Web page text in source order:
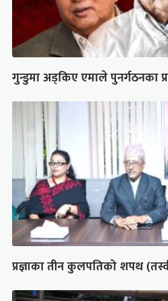
गुन्डुमा अड्किए एमाले पुनर्गठनका
प्रज्ञाका तीन कुलपतिको शपथ